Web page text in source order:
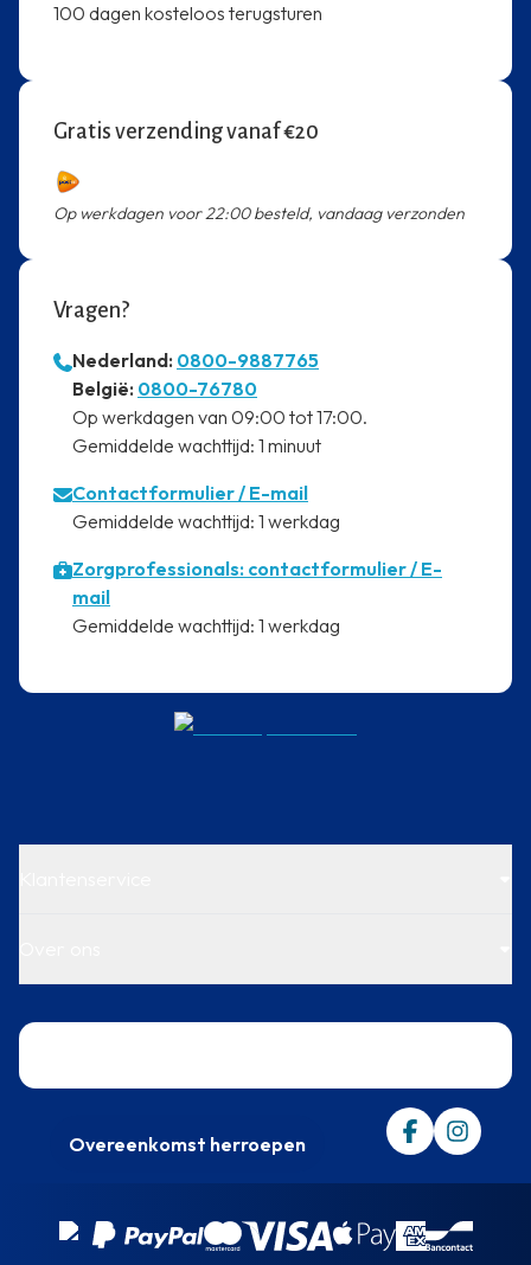
100 dagen kosteloos terugsturen
Gratis verzending vanaf €20
Op werkdagen voor 22:00 besteld, vandaag verzonden
Vragen?
Nederland: 0800-9887765
⁠België: 0800-76780
⁠Op werkdagen van 09:00 tot 17:00.
⁠Gemiddelde wachttijd: 1 minuut
Contactformulier/ E-mail
⁠Gemiddelde wachttijd: 1 werkdag
Zorgprofessionals: contactformulier / E-
mail
⁠Gemiddelde wachttijd: 1 werkdag
Overeenkomst herroepen